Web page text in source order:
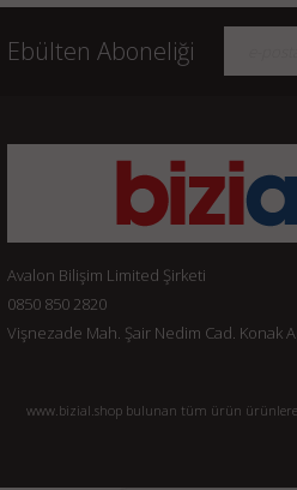
Ebülten Aboneliği
Avalon Bilişim Limited Şirketi
0850 850 2820
Vişnezade Mah. Şair Nedim Cad. Konak
www.bizial.shop bulunan tüm ürün ürünlere